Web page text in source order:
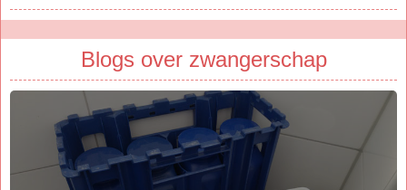
Blogs over zwangerschap